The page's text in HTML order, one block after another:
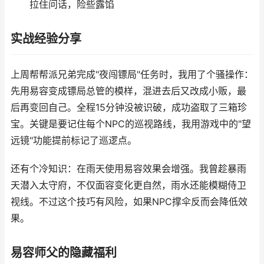
拉住问话，险些露馅
实战经验分享
上周帮帮派兄弟完成"夜闯镖局"任务时，我用了个骚操作：
先用易容变成镖局总管的模样，混进去后又改成小贩，最
后再变回自己。全程15分钟没被识破，成功盗取了三箱珍
宝。关键是要记住每个NPC的巡视路线，我用游戏中的"望
远镜"功能提前标记了巡逻点。
还有个冷知识：在雨天使用易容效果会增强。我曾趁暴雨
天潜入太守府，不仅面容变化更自然，雨水还能模糊侍卫
视线。不过这个技巧有风险，如果NPC撑伞反而会降低效
果。
易容师父的隐藏福利